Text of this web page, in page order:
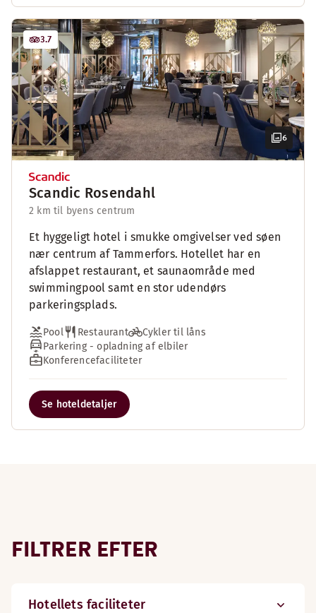
6
3.7
Scandic Rosendahl
2 km til byens centrum
Et hyggeligt hotel i smukke omgivelser ved søen
nær centrum af Tammerfors. Hotellet har en
afslappet restaurant, et saunaområde med
swimmingpool samt en stor udendørs
parkeringsplads.
Pool Restaurant
Cykler til låns
Parkering - opladning af elbiler
Konferencefaciliteter
Se hoteldetaljer
FILTRER EFTER
Hotellets faciliteter